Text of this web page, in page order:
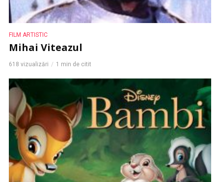
FILM ARTISTIC
Mihai Viteazul
618 vizualizări 1 min de citit